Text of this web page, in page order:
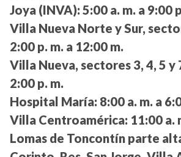
Joya (INVA): 5:00 a. m. a 9:00
Villa Nueva Norte y Sur,
2:00 p. m. a 12:00 m.
Villa Nueva, sectores 3, 4, 5 y
2:00 p. m.
Hospital María: 8:00 a. m. a
Villa Centroamérica: 11:00 a.
Lomas de Toncontín parte